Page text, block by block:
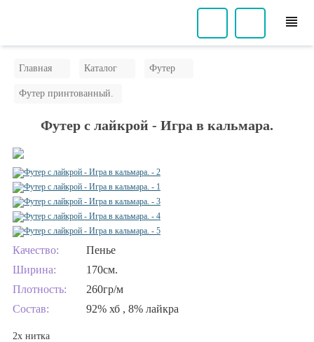
view_headline
Главная Каталог Футер
Футер принтованный.
Футер с лайкрой - Игра в кальмара.
Качество:
Пенье
Ширина:
170см.
Плотность:
260гр/м
Состав:
92% хб , 8% лайкра
2х нитка